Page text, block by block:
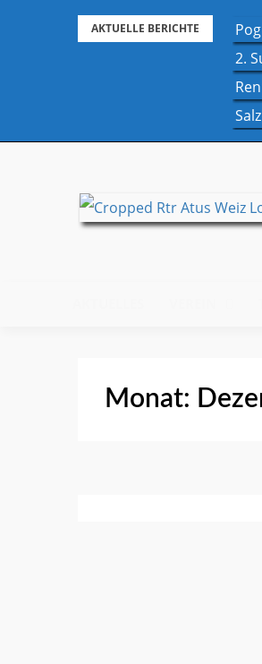
AKTUELLE BERICHTE
2.
Monat: